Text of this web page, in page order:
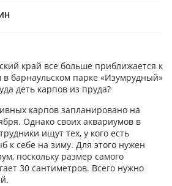
край все больше приближается к
барнаульском парке «Изумрудный»
деть карпов из пруда?
карпов запланировано на
Однако своих аквариумов в
ищут тех, у кого есть
к себе на зиму. Для этого нужен
поскольку размер самого
30 сантиметров. Всего нужно